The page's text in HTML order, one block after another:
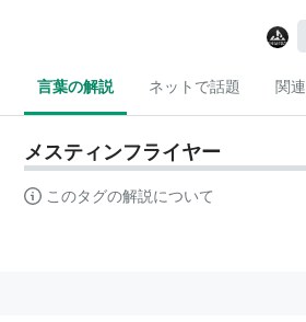
言葉の解説 ネットで話題 関
メスティンフライヤー
このタグの解説について